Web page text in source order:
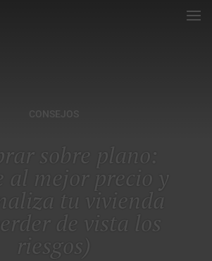
sobre plano:
al mejor precio y
tu vivienda
de vista los
riesgos)